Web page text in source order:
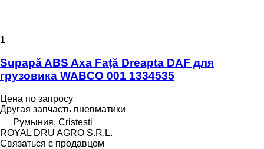
1
Supapă ABS Axa Față Dreapta DAF для
грузовика WABCO 001 1334535
Цена по запросу
Другая запчасть пневматики
Румыния, Cristesti
ROYAL DRU AGRO S.R.L.
Связаться с продавцом